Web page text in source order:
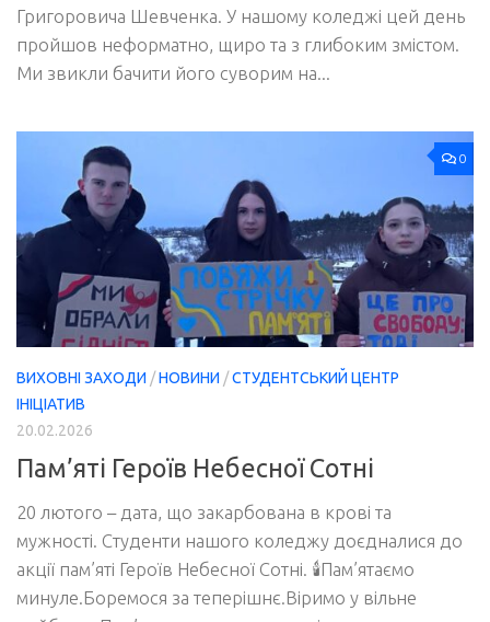
Григоровича Шевченка. У нашому коледжі цей день
пройшов неформатно, щиро та з глибоким змістом.
Ми звикли бачити його суворим на...
0
ВИХОВНІ ЗАХОДИ /НОВИНИ /СТУДЕНТСЬКИЙ ЦЕНТР
ІНІЦІАТИВ
20.02.2026
Пам’яті Героїв Небесної Сотні
20 лютого – дата, що закарбована в крові та
мужності. Студенти нашого коледжу доєдналися до
акції пам’яті Героїв Небесної Сотні. 🕯️Пам’ятаємо
минуле.Боремося за теперішнє.Віримо у вільне